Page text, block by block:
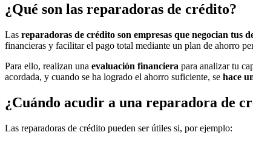
¿Qué son las reparadoras de crédito?
Las reparadoras de crédito son empresas que negocian tus
financieras y facilitar el pago total mediante un plan de ahorro
Para ello, realizan una evaluación financiera para analizar tu
acordada, y cuando se ha logrado el ahorro suficiente, se hace
¿Cuándo acudir a una reparadora de
Las reparadoras de crédito pueden ser útiles si, por ejemplo: